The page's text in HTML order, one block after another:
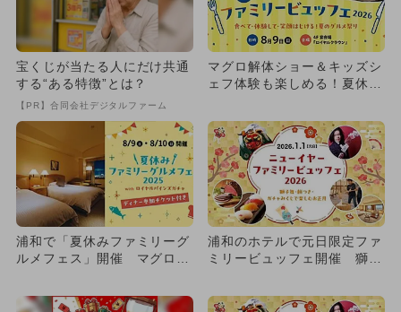
宝くじが当たる人にだけ共通
する“ある特徴”とは？
【PR】合同会社デジタルファーム
マグロ解体ショー＆キッズシ
ェフ体験も楽しめる！夏休み
浦和で「夏休みファミリーグ
ルメフェス」開催 マグロ解
浦和のホテルで元日限定ファ
ミリービュッフェ開催 獅子